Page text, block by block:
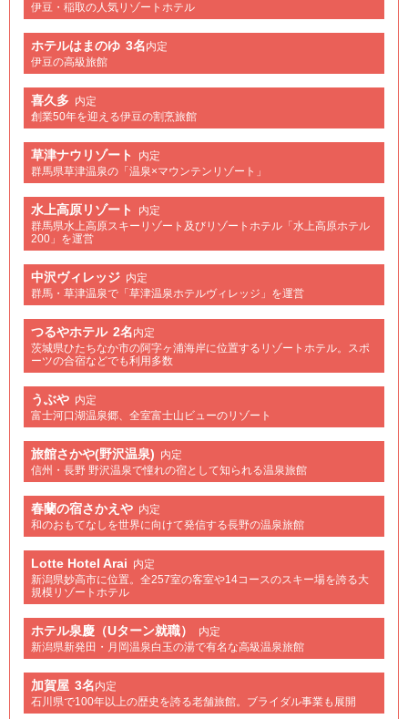
伊豆・稲取の人気リゾートホテル
ホテルはまのゆ 3名内定
伊豆の高級旅館
喜久多 内定
創業50年を迎える伊豆の割烹旅館
草津ナウリゾート
内定
群馬県草津温泉の「温泉×マウンテンリゾート」
水上高原リゾート
内定
群馬県水上高原スキーリゾート及びリゾートホテル「水上高原ホテル
200」を運営
中沢ヴィレッジ 内定
群馬・草津温泉で「草津温泉ホテルヴィレッジ」を運営
つるやホテル 2名内定
茨城県ひたちなか市の阿字ヶ浦海岸に位置するリゾートホテル。スポ
ーツの合宿などでも利用多数
うぶや 内定
富士河口湖温泉郷、全室富士山ビューのリゾート
旅館さかや(野沢温泉) 内定
信州・長野 野沢温泉で憧れの宿として知られる温泉旅館
春蘭の宿さかえや 内定
和のおもてなしを世界に向けて発信する長野の温泉旅館
Lotte Hotel Arai 内定
新潟県妙高市に位置。全257室の客室や14コースのスキー場を誇る大
規模リゾートホテル
ホテル泉慶（Uターン就職）
内定
新潟県新発田・月岡温泉白玉の湯で有名な高級温泉旅館
加賀屋 3名内定
石川県で100年以上の歴史を誇る老舗旅館。ブライダル事業も展開